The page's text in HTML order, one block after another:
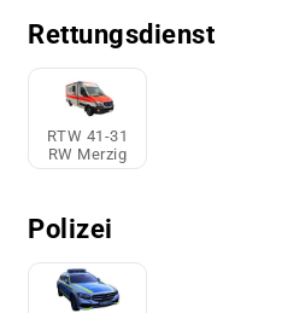
Rettungsdienst
RTW 41-31
RW Merzig
Polizei